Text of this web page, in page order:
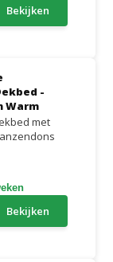
Bekijken
-
Warm
met
Bekijken